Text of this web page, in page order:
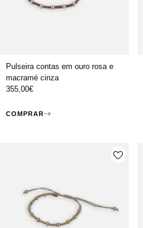
Pulseira contas em ouro rosa e
macramé cinza
355,00€
COMPRAR